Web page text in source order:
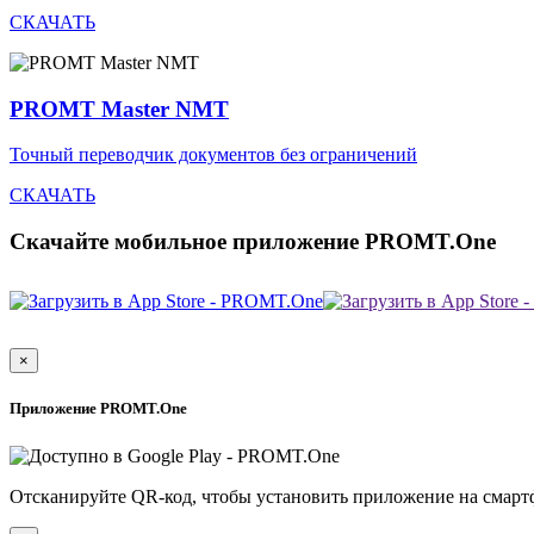
СКАЧАТЬ
PROMT Master NMT
Точный переводчик документов без ограничений
СКАЧАТЬ
Скачайте мобильное приложение PROMT.One
×
Приложение PROMT.One
Отсканируйте QR-код, чтобы установить приложение на